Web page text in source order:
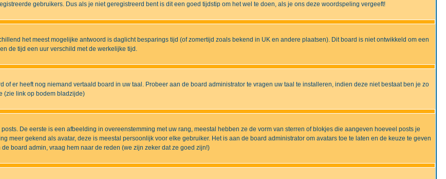
gebruikers. Dus als je niet geregistreerd bent is dit een goed tijdstip om het wel te doen, als je ons deze woordspeling vergeeft!
het meest mogelijke antwoord is daglicht besparings tijd (of zomertijd zoals bekend in UK en andere plaatsen). Dit board is niet ontwikkeld om een
de tijd een uur verschild met de werkelijke tijd.
er heeft nog niemand vertaald board in uw taal. Probeer aan de board administrator te vragen uw taal te installeren, indien deze niet bestaat ben je zo
(zie link op bodem bladzijde)
De eerste is een afbeelding in overeenstemming met uw rang, meestal hebben ze de vorm van sterren of blokjes die aangeven hoeveel posts je
meer gekend als avatar, deze is meestal persoonlijk voor elke gebruiker. Het is aan de board administrator om avatars toe te laten en de keuze te geven
board admin, vraag hem naar de reden (we zijn zeker dat ze goed zijn!)